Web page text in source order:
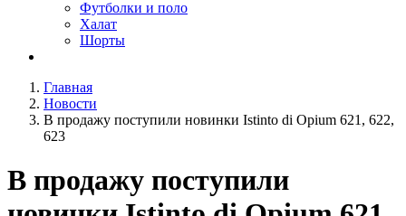
Футболки и поло
Халат
Шорты
Главная
Новости
В продажу поступили новинки Istinto di Opium 621, 622,
623
В продажу поступили